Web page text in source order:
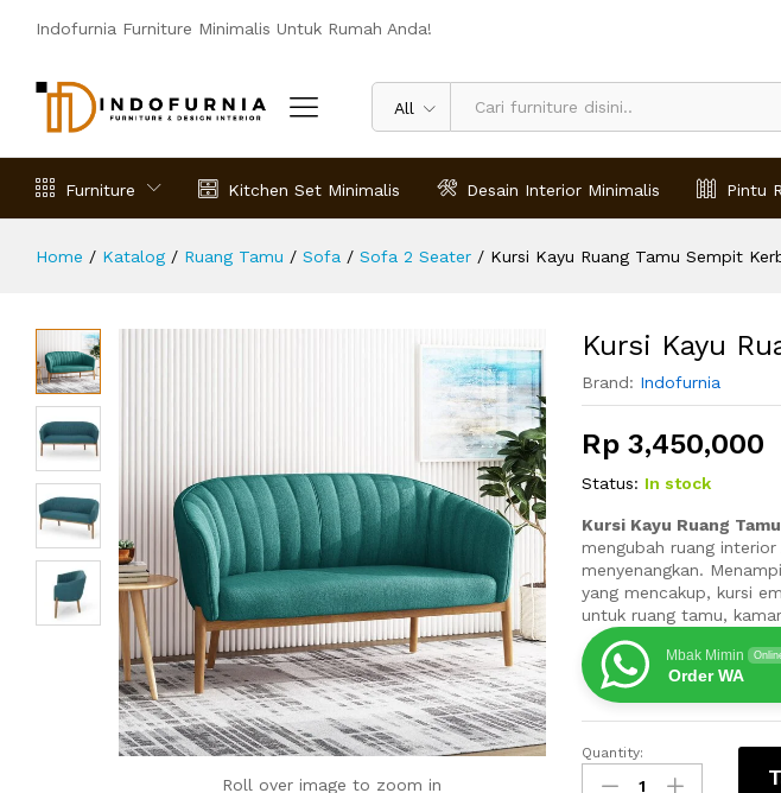
Indofurnia Furniture Minimalis Untuk Rumah Anda!
All
Furniture Kitchen Set Minimalis Desain Interior Minimalis Pintu
Home / Katalog / Ruang Tamu / Sofa / Sofa 2 Seater / Kursi Kayu Ruang Tamu Sempit
Roll over image to zoom in
Kursi Kayu
Brand: Indofurnia
Rp3,450,000
Status: In stock
Kursi Kayu Ruang
mengubah ruang
menyenangkan.
yang mencakup, kursi
untuk ruang tamu,
Mbak Mimin
Order WA
Kursi
Kayu
Quantity:
Deskripsi Spesifikasi Ulasan (0)